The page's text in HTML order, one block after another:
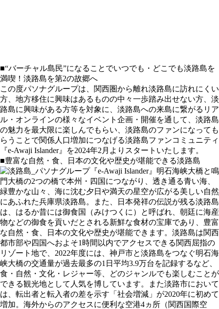
■“バーチャル島民”になることでいつでも・どこでも淡路島を
満喫！淡路島を第2の故郷へ
この度パソナグループは、関西圏から離れ淡路島に訪れにくい
方、地方移住に興味はあるものの中々一歩踏み出せない方、淡
路島に興味がある方等を対象に、淡路島への来島に繋がるリア
ル・オンラインの様々なイベント企画・開催を通して、淡路島
の魅力を最大限に楽しんでもらい、淡路島のファンになっても
らうことで関係人口増加につなげる淡路島ファンコミュニティ
『e-Awaji Islander』を2024年2月よりスタートいたします。
■豊富な自然・食、日本の文化や歴史が堪能できる淡路島
明石海峡大橋と鳴
門大橋の2つの橋で本州・四国につながり、透き通る青い海、
緑豊かな山々、海に沈む夕日や満天の星空が広がる美しい自然
にあふれた兵庫県淡路島。また、日本発祥の伝説が残る淡路島
は、はるか昔には御食国（みけつくに）と呼ばれ、朝廷に海産
物などの御食を貢いだとされる新鮮な食材の宝庫であり、豊富
な自然・食、日本の文化や歴史が堪能できます。淡路島は関西
都市部や四国へおよそ1時間以内でアクセスできる関西屈指の
リゾート地で、2022年度には、神戸市と淡路島をつなぐ明石海
峡大橋の交通量が過去最多の1日平均3.9万台を記録するなど、
食・自然・文化・レジャー等、どのジャンルでも楽しむことが
できる観光地として人気を博しています。また淡路市において
は、転出者と転入者の差を示す「社会増減」が2020年に初めて
増加。海外からのアクセスに便利な空港4ヵ所（関西国際空